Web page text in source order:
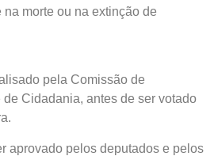
morte ou na extinção de
pela Comissão de
Cidadania, antes de ser votado
aprovado pelos deputados e pelos